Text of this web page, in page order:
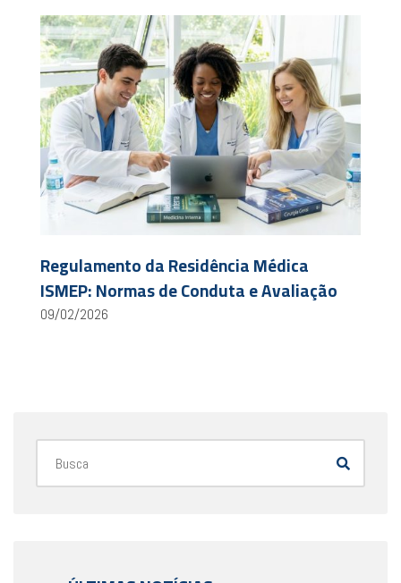
Regulamento da Residência Médica
ISMEP: Normas de Conduta e Avaliação
09/02/2026